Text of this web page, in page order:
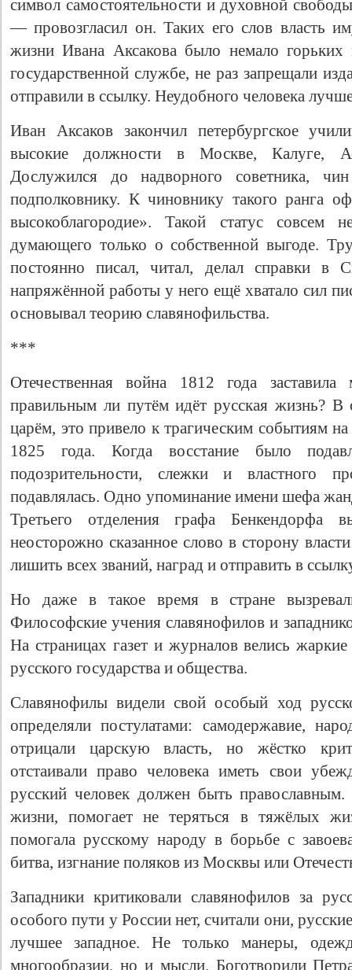
символ самостоятельности и духовной
— провозгласил он. Таких его слов власть
жизни Ивана Аксакова было немало горьких
государственной службе, не раз запрещали
отправили в ссылку. Неудобного человека
Иван Аксаков закончил петербургское
высокие должности в Москве, Калуге,
Дослужился до надворного советника, чин
подполковнику. К чиновнику такого ранга
высокоблагородие». Такой статус совсем
думающего только о собственной выгоде.
постоянно писал, читал, делал справки в
напряжённой работы у него ещё хватало сил
основывал теорию славянофильства.
***
Отечественная война 1812 года заставила
правильным ли путём идёт русская жизнь? В
царём, это привело к трагическим событиям
1825 года. Когда восстание было
подозрительности, слежки и властного
подавлялась. Одно упоминание имени шефа
Третьего отделения графа Бенкендорфа
неосторожно сказанное слово в сторону
лишить всех званий, наград и отправить в
Но даже в такое время в стране
Философские учения славянофилов и
На страницах газет и журналов велись
русского государства и общества.
Славянофилы видели свой особый ход
определяли постулатами: самодержавие,
отрицали царскую власть, но жёстко
отстаивали право человека иметь свои
русский человек должен быть
жизни, помогает не теряться в тяжёлых
помогала русскому народу в борьбе с
битва, изгнание поляков из Москвы или
Западники критиковали славянофилов за
особого пути у России нет, считали они,
лучшее западное. Не только манеры,
многообразии, но и мысли. Боготворили